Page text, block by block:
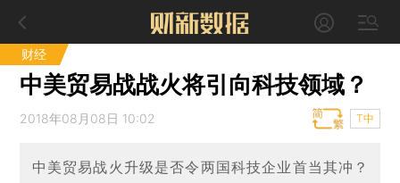
财经
中美贸易战战火将引向科技领域？
2018年08月08日 10:02 T中
中美贸易战火升级是否令两国科技企业首当其冲？